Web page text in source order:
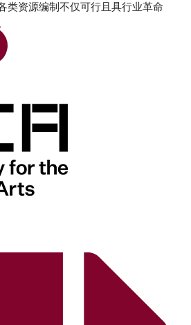
类资源编制不仅可行且具行业革命